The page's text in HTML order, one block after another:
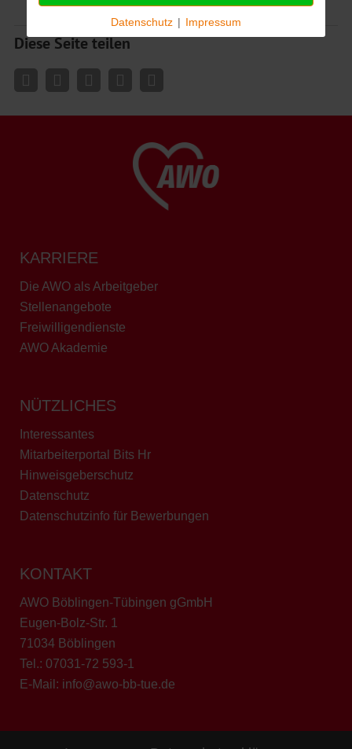
Diese Seite teilen
KARRIERE
Die AWO als Arbeitgeber
Stellenangebote
Freiwilligendienste
AWO Akademie
NÜTZLICHES
Interessantes
Mitarbeiterportal Bits Hr
Hinweisgeberschutz
Datenschutz
Datenschutzinfo für Bewerbungen
KONTAKT
AWO Böblingen-Tübingen gGmbH
Eugen-Bolz-Str. 1
71034 Böblingen
Tel.: 07031-72 593-1
E-Mail: info@awo-bb-tue.de
Datenschutz | Impressum